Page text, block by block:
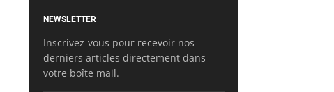
NEWSLETTER
Inscrivez-vous pour recevoir nos
derniers articles directement dans
votre boîte mail.